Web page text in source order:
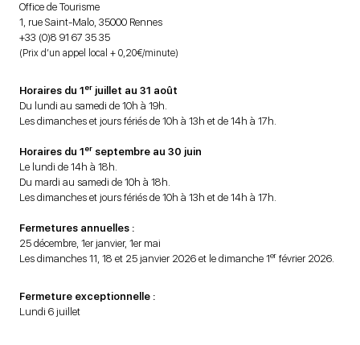
Office de Tourisme
1, rue Saint-Malo, 35000 Rennes
+33 (0)8 91 67 35 35
(Prix d’un appel local + 0,20€/minute)
Horaires du 1er juillet au 31 août
Du lundi au samedi de 10h à 19h.
Les dimanches et jours fériés de 10h à 13h et de 14h à 17h.
Horaires du 1er septembre au 30 juin
Le lundi de 14h à 18h.
Du mardi au samedi de 10h à 18h.
Les dimanches et jours fériés de 10h à 13h et de 14h à 17h.
Fermetures annuelles :
25 décembre, 1er janvier, 1er mai
Les dimanches 11, 18 et 25 janvier 2026 et le dimanche 1er février 2026.
Fermeture exceptionnelle :
Lundi 6 juillet